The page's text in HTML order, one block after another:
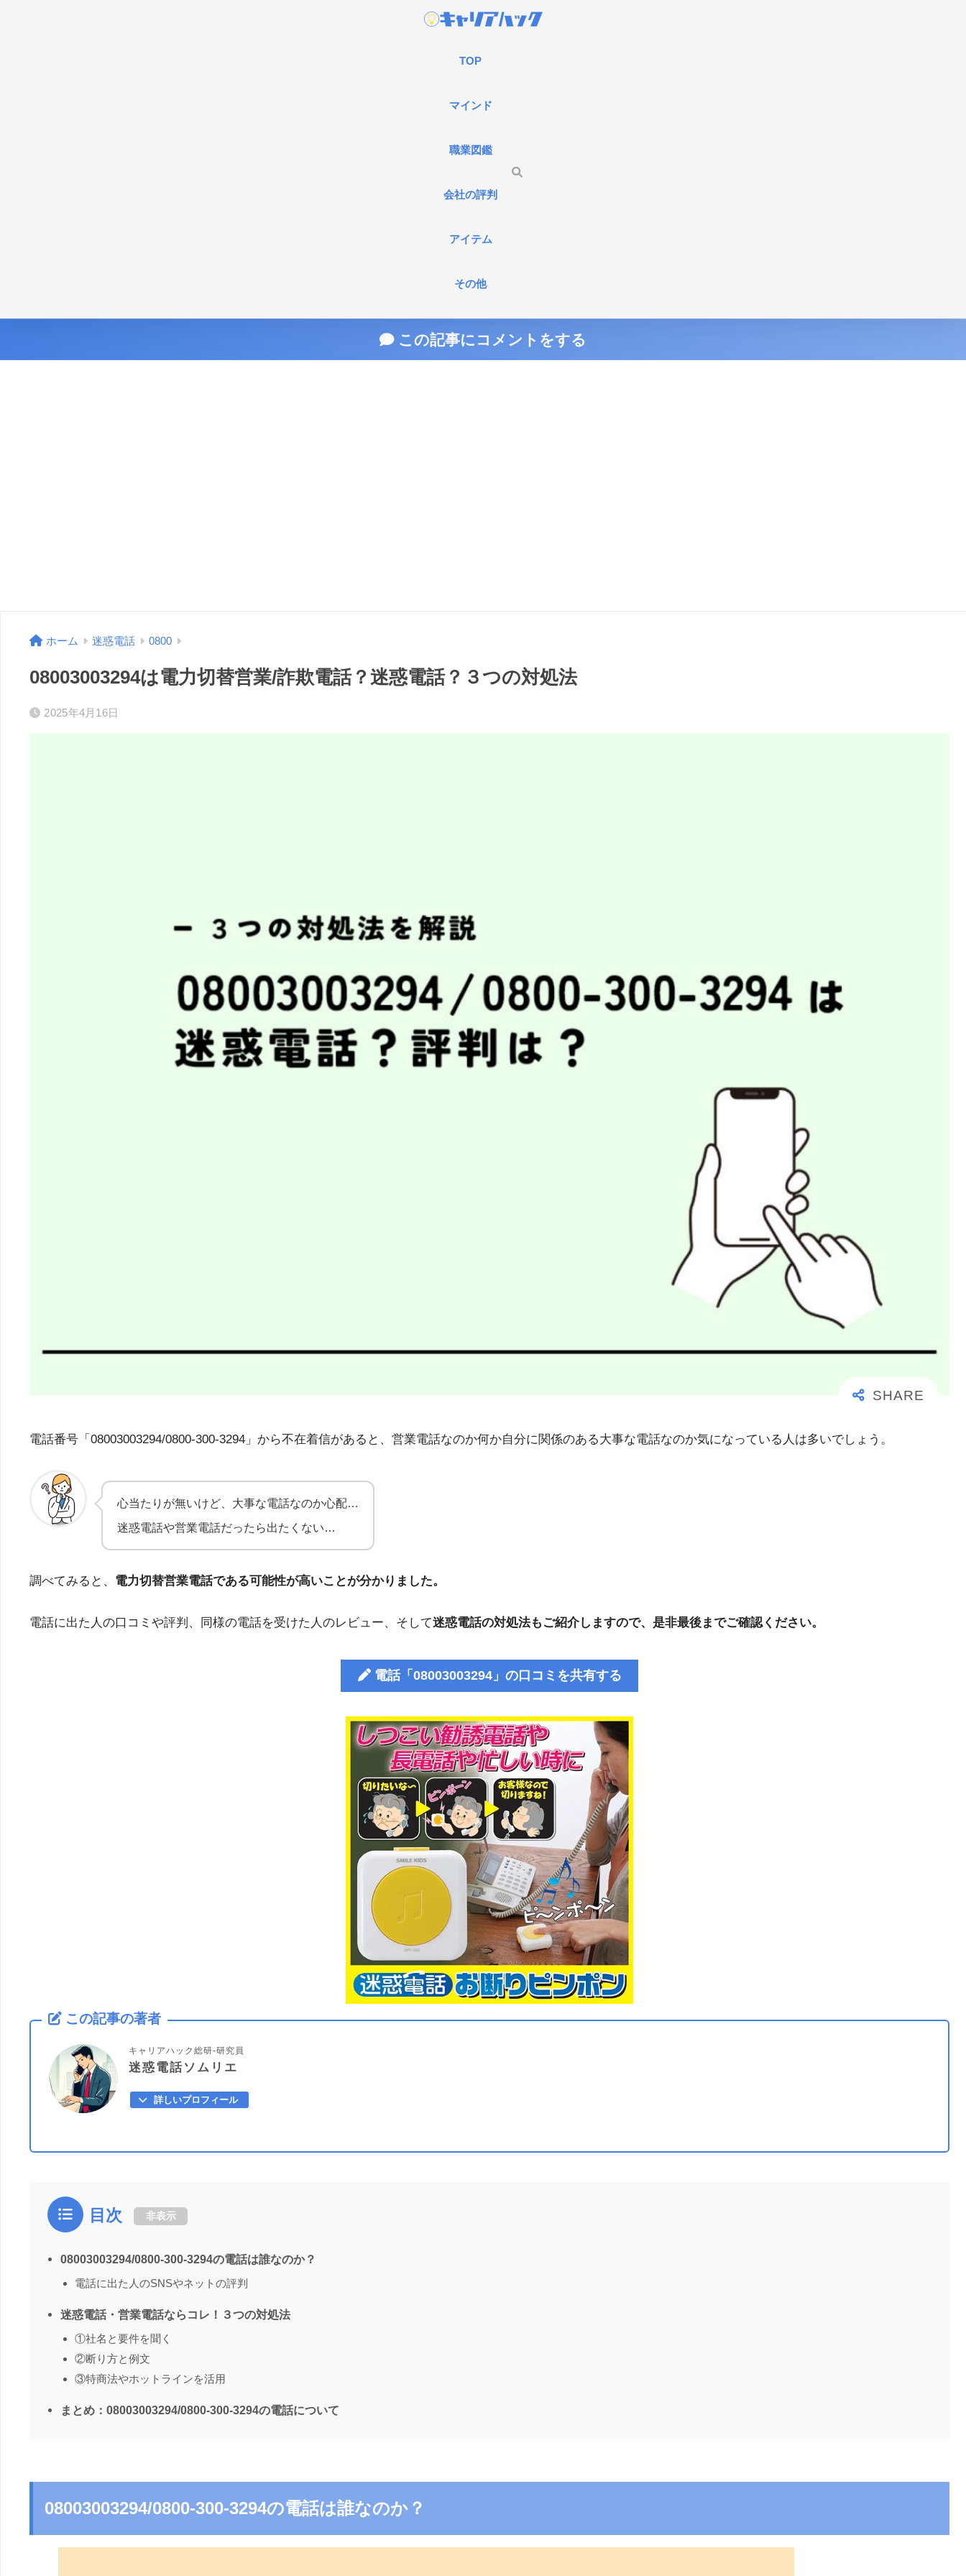
TOP
マインド
職業図鑑
会社の評判
アイテム
その他
この記事にコメントをする
ホーム 迷惑電話 0800
08003003294は電力切替営業/詐欺電話？迷惑電話？３つの対処法
2025年4月16日
電話番号「08003003294/0800-300-3294」から不在着信があると、営業電話なのか何か自分に関係のある大事な電話なのか気になっている人は多いでしょう。
心当たりが無いけど、大事な電話なのか心配…
迷惑電話や営業電話だったら出たくない…
調べてみると、 電力切替営業電話である可能性が高いことが分かりました。
電話に出た人の口コミや評判、同様の電話を受けた人のレビュー、そして迷惑電話の対処法もご紹介しますので、是非最後までご確認ください。
電話「08003003294」の口コミを共有する
この記事の著者
キャリアハック総研-研究員
迷惑電話ソムリエ
詳しいプロフィール
目次 非表示
08003003294/0800-300-3294の電話は誰なのか？
電話に出た人のSNSやネットの評判
迷惑電話・営業電話ならコレ！３つの対処法
①社名と要件を聞く
②断り方と例文
③特商法やホットラインを活用
まとめ：08003003294/0800-300-3294の電話について
08003003294/0800-300-3294の電話は誰なのか？